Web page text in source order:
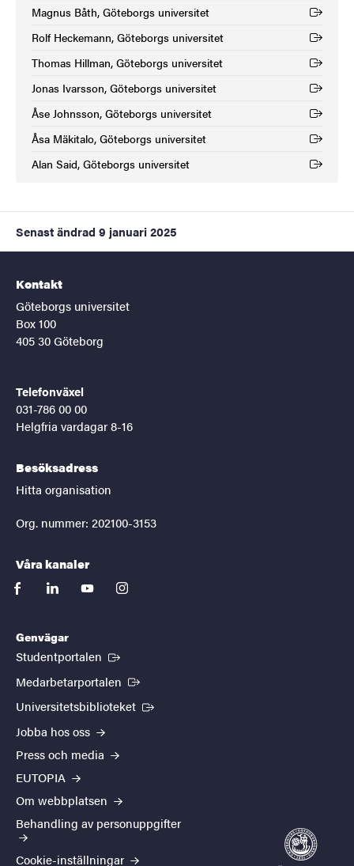
Magnus Båth, Göteborgs universitet
(Extern länk)
Rolf Heckemann, Göteborgs universitet
(Extern länk)
Thomas Hillman, Göteborgs universitet
(Extern länk)
Jonas Ivarsson, Göteborgs universitet
(Extern länk)
Åse Johnsson, Göteborgs universitet
(Extern länk)
Åsa Mäkitalo, Göteborgs universitet
(Extern länk)
Alan Said, Göteborgs universitet
(Extern länk)
Senast ändrad 9 januari 2025
Kontakt
Göteborgs universitet
Box 100
405 30 Göteborg
Telefonväxel
031-786 00 00
Helgfria vardagar 8-16
Besöksadress
Hitta organisation
Org. nummer: 202100-3153
Våra kanaler
facebooklinkedinyoutubeinstagram
Genvägar
Studentportalen (Extern länk)
Medarbetarportalen (Extern länk)
Universitetsbiblioteket (Extern länk)
Jobba hos oss
Press och media
EUTOPIA
Om webbplatsen
Behandling av personuppgifter
Cookie-inställningar